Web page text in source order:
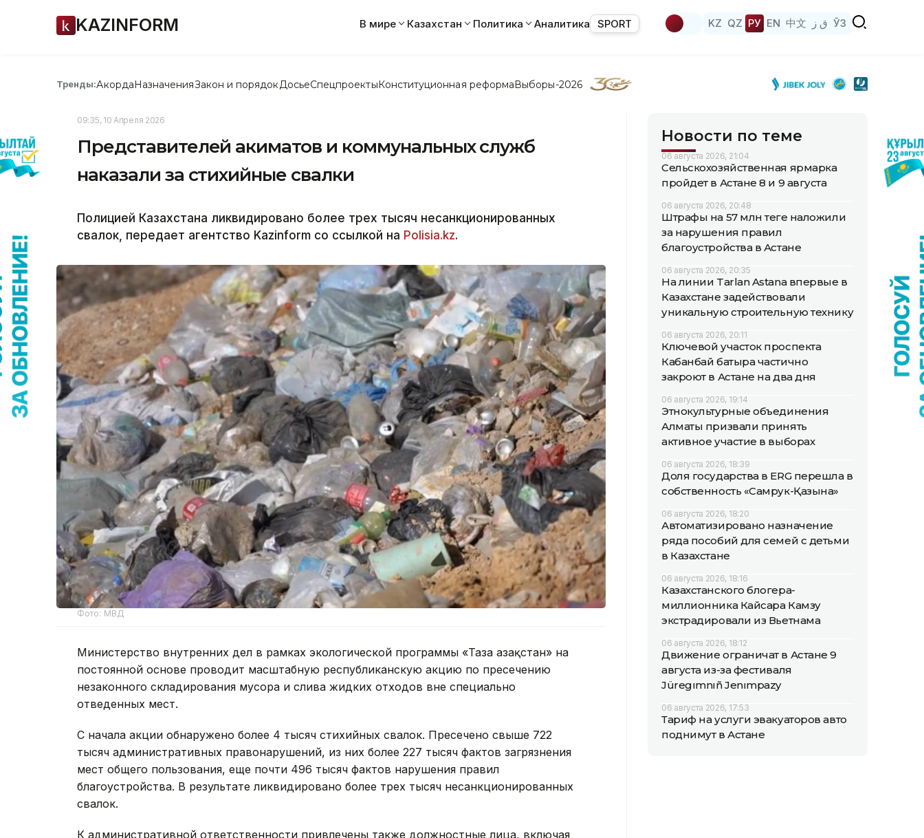
KAZINFORM В мире Казахстан Политика Аналитика SPORT KZ QZ РУ EN 中文 ق ز ЎЗ
Тренды:АкордаНазначенияЗакон и порядок ДосьеСпецпроектыКонституционная реформаВыборы-2026
09:35, 10 Апреля 2026
Представителей акиматов и коммунальных служб
наказали за стихийные свалки
Полицией Казахстана ликвидировано более трех тысяч несанкционированных
свалок, передает агентство Kazinform со ссылкой на Polisia.kz.
Фото: МВД
Министерство внутренних дел в рамках экологической программы «Таза Қазақстан» на
постоянной основе проводит масштабную республиканскую акцию по пресечению
незаконного складирования мусора и слива жидких отходов вне специально
отведенных мест.
С начала акции обнаружено более 4 тысяч стихийных свалок. Пресечено свыше 722
тысяч административных правонарушений, из них более 227 тысяч фактов загрязнения
мест общего пользования, еще почти 496 тысяч фактов нарушения правил
благоустройства. В результате ликвидировано более трех тысяч несанкционированных
свалок.
К административной ответственности привлечены также должностные лица, включая
Новости по теме
06 августа 2026, 21:04
Сельскохозяйственная ярмарка
пройдет в Астане 8 и 9 августа
06 августа 2026, 20:48
Штрафы на 57 млн теңге наложили
за нарушения правил
благоустройства в Астане
06 августа 2026, 20:35
На линии Tarlan Astana впервые в
Казахстане задействовали
уникальную строительную технику
06 августа 2026, 20:11
Ключевой участок проспекта
Кабанбай батыра частично
закроют в Астане на два дня
06 августа 2026, 19:14
Этнокультурные объединения
Алматы призвали принять
активное участие в выборах
06 августа 2026, 18:39
Доля государства в ERG перешла в
собственность «Самрук-Қазына»
06 августа 2026, 18:20
Автоматизировано назначение
ряда пособий для семей с детьми
в Казахстане
06 августа 2026, 18:16
Казахстанского блогера-
миллионника Кайсара Камзу
экстрадировали из Вьетнама
06 августа 2026, 18:12
Движение ограничат в Астане 9
августа из-за фестиваля
Jüregımnıñ Jenımpazy
06 августа 2026, 17:53
Тариф на услуги эвакуаторов авто
поднимут в Астане